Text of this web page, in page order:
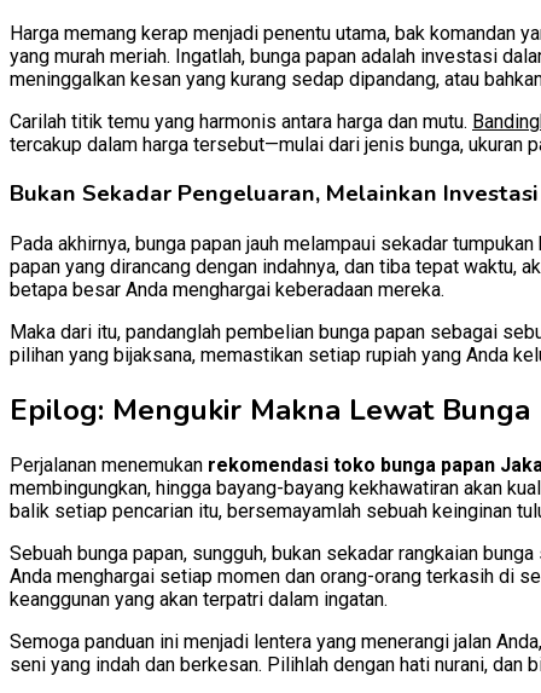
Harga memang kerap menjadi penentu utama, bak komandan
yang murah meriah. Ingatlah, bunga papan adalah investasi
meninggalkan kesan yang kurang sedap dipandang, atau
Carilah titik temu yang harmonis antara harga dan mutu.
tercakup dalam harga tersebut—mulai dari jenis bunga, ukuran
Bukan Sekadar Pengeluaran, Melainkan
Pada akhirnya, bunga papan jauh melampaui sekadar
papan yang dirancang dengan indahnya, dan tiba tepat waktu,
betapa besar Anda menghargai keberadaan mereka.
Maka dari itu, pandanglah pembelian bunga papan sebagai
pilihan yang bijaksana, memastikan setiap rupiah yang Anda
Epilog: Mengukir Makna Lewat Bunga
Perjalanan menemukan rekomendasi toko bunga papan
membingungkan, hingga bayang-bayang kekhawatiran akan
balik setiap pencarian itu, bersemayamlah sebuah keinginan
Sebuah bunga papan, sungguh, bukan sekadar rangkaian
Anda menghargai setiap momen dan orang-orang terkasih di
keanggunan yang akan terpatri dalam ingatan.
Semoga panduan ini menjadi lentera yang menerangi jalan
seni yang indah dan berkesan. Pilihlah dengan hati nurani,